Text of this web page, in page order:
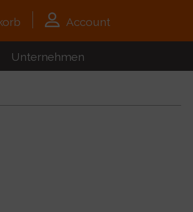
Account
Unternehmen